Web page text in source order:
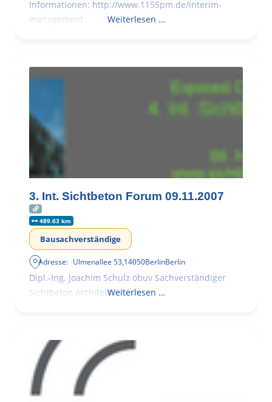
Informationen: http://www.1155pm.de/interim-
management
Weiterlesen …
3. Int. Sichtbeton Forum 09.11.2007
489.63 km
Bausachverständige
Adresse: Ulmenallee 53,14050BerlinBerlin
Dipl.-Ing. Joachim Schulz öbuv Sachverständiger
Sichtbeton Architekturbeton
Weiterlesen …